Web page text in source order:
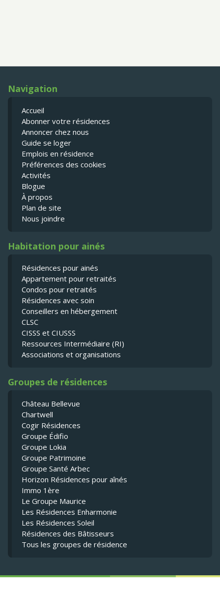
Navigation
Accueil
Abonner votre résidences
Annoncer chez nous
Guide se loger
Emplois en résidence
Préférences des cookies
Activités
Blogue
À propos
Plan de site
Nous joindre
Habitation pour ainés
Résidences pour ainés
Appartement pour retraités
Condos pour retraités
Résidences avec soin
Conseillers en hébergement
CLSC
CISSS et CIUSSS
Ressources Intermédiaire (RI)
Associations et organisations
Groupes de résidences
Château Bellevue
Chartwell
Cogir Résidences
Groupe Édifio
Groupe Lokia
Groupe Patrimoine
Groupe Santé Arbec
Horizon Résidences pour aînés
Immo 1ère
Le Groupe Maurice
Les Résidences Enharmonie
Les Résidences Soleil
Résidences des Bâtisseurs
Tous les groupes de résidence